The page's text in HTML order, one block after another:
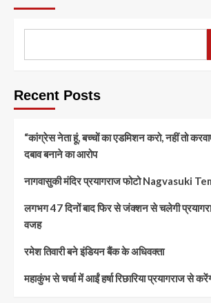
Recent Posts
“कांग्रेस नेता हूं, बच्चों का एडमिशन करो, नहीं तो
दबाव बनाने का आरोप
नागवासुकी मंदिर प्रयागराज फोटो Nagvasuki
लगभग 47 दिनों बाद फिर से जंक्शन से चलेगी
वजह
रमेश तिवारी बने इंडियन बैंक के अधिवक्ता
महाकुंभ से चर्चा में आईं हर्षा रिछारिया प्रयागराज से